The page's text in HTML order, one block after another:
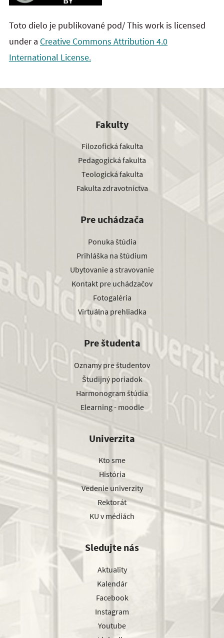
Toto dielo je publikované pod/ This work is licensed
under a Creative Commons Attribution 4.0
International License.
Fakulty
Filozofická fakulta
Pedagogická fakulta
Teologická fakulta
Fakulta zdravotníctva
Pre uchádzača
Ponuka štúdia
Prihláška na štúdium
Ubytovanie a stravovanie
Kontakt pre uchádzačov
Fotogaléria
Virtuálna prehliadka
Pre študenta
Oznamy pre študentov
Študijný poriadok
Harmonogram štúdia
Elearning - moodle
Univerzita
Kto sme
História
Vedenie univerzity
Rektorát
KU v médiách
Sledujte nás
Aktuality
Kalendár
Facebook
Instagram
Youtube